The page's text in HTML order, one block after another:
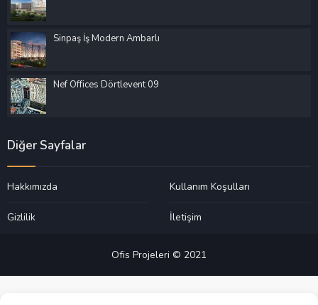
Sinpaş İş Modern Ambarlı
Nef Offices Dörtlevent 09
Diğer Sayfalar
Hakkımızda Kullanım Koşulları
Gizlilik İletişim
Ofis Projeleri © 2021